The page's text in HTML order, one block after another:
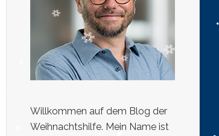
Willkommen auf dem Blog der
Weihnachtshilfe. Mein Name ist